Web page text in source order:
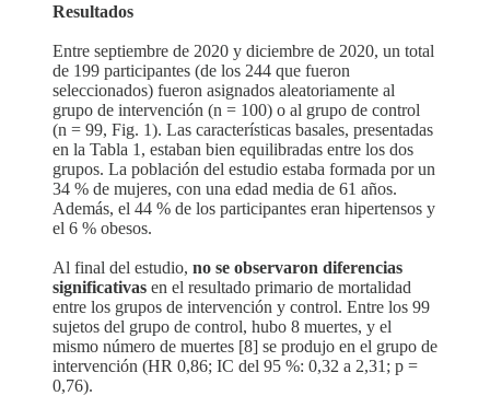
Resultados
Entre septiembre de 2020 y diciembre de 2020, un total
de 199 participantes (de los 244 que fueron
seleccionados) fueron asignados aleatoriamente al
grupo de intervención (n = 100) o al grupo de control
(n = 99, Fig. 1). Las características basales, presentadas
en la Tabla 1, estaban bien equilibradas entre los dos
grupos. La población del estudio estaba formada por un
34 % de mujeres, con una edad media de 61 años.
Además, el 44 % de los participantes eran hipertensos y
el 6 % obesos.
Al final del estudio, no se observaron diferencias
significativas en el resultado primario de mortalidad
entre los grupos de intervención y control. Entre los 99
sujetos del grupo de control, hubo 8 muertes, y el
mismo número de muertes [8] se produjo en el grupo de
intervención (HR 0,86; IC del 95 %: 0,32 a 2,31; p =
0,76).